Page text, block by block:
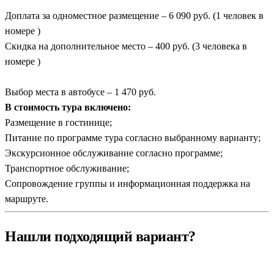
Доплата за одноместное размещение – 6 090 руб. (1 человек в
номере )
Скидка на дополнительное место – 400 руб. (3 человека в
номере )
Выбор места в автобусе – 1 470 руб.
В стоимость тура включено:
Размещение в гостинице;
Питание по программе тура согласно выбранному варианту;
Экскурсионное обслуживание согласно программе;
Транспортное обслуживание;
Сопровождение группы и информационная поддержка на
маршруте.
Нашли подходящий вариант?